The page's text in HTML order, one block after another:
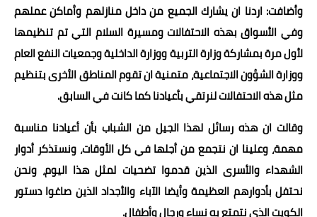
وأضافت: اردنا ان يشارك الجميع من داخل منازلهم وأماكن عملهم
وفي الأسواق بهذه الاحتفالات ومسيرة السلام التي تم تنظيمها
لأول مرة بمشاركة وزارة التربية ووزارة الداخلية وجمعيات النفع العام
ووزارة الشؤون الاجتماعية، متمنية ان تقوم المناطق الأخرى بتنظيم
مثل هذه الاحتفالات لنرتقي بأعيادنا كما كانت في السابق.
وقالت ان هذه رسائل لهذا الجيل من الشباب بأن أعيادنا مناسبة
مهمة، وعلينا ان نتجمع من أجلها في كل الأوقات، ونستذكر أدوار
الشهداء والأسرى الذين قدموا تضحيات لمثل هذا اليوم، ونحن
نحتفل بأدوارهم العظيمة وأيضا الآباء والأجداد الذين صاغوا دستور
الكويت الذي نتمتع به نساء ورجال وأطفال.